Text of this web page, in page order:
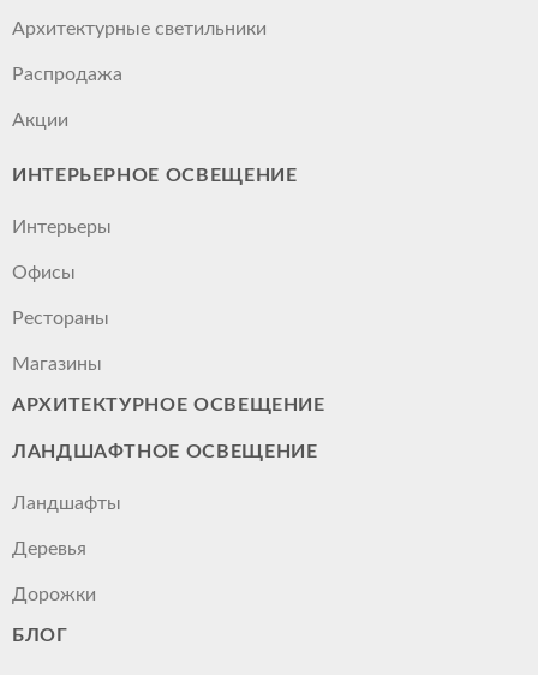
Архитектурные светильники
Распродажа
Акции
ИНТЕРЬЕРНОЕ ОСВЕЩЕНИЕ
Интерьеры
Офисы
Рестораны
Магазины
АРХИТЕКТУРНОЕ ОСВЕЩЕНИЕ
ЛАНДШАФТНОЕ ОСВЕЩЕНИЕ
Ландшафты
Деревья
Дорожки
БЛОГ